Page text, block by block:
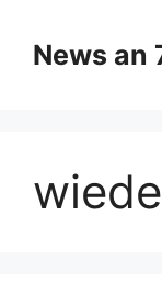
Inhalt
springen
News an